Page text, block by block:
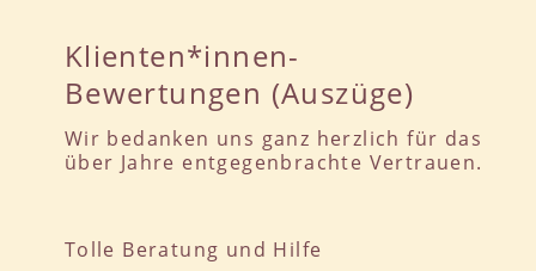
Klienten*innen-
Bewertungen (Auszüge)
Wir bedanken uns ganz herzlich für das
über Jahre entgegenbrachte Vertrauen.
Tolle Beratung und Hilfe